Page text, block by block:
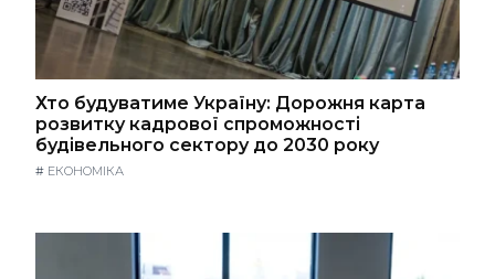
Хто будуватиме Україну: Дорожня карта
розвитку кадрової спроможності
будівельного сектору до 2030 року
# ЕКОНОМІКА